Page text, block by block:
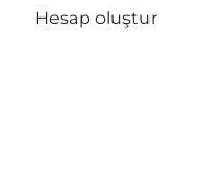
Hesap oluştur